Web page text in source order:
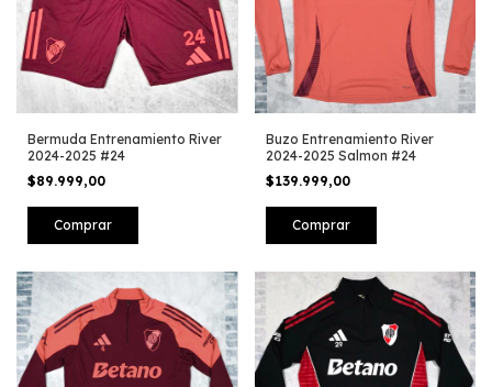
Bermuda Entrenamiento River
2024-2025 #24
$89.999,00
Comprar
Buzo Entrenamiento River
2024-2025 Salmon #24
$139.999,00
Comprar